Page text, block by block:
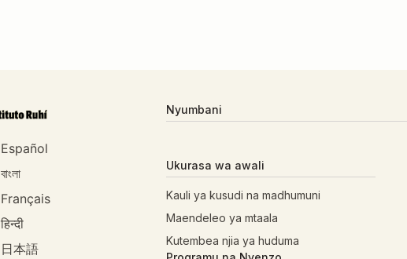
Español
বাংলা
Français
हिन्दी
日本語
Nyumbani
Ukurasa wa awali
Kauli ya kusudi na madhumuni
Maendeleo ya mtaala
Kutembea njia ya huduma